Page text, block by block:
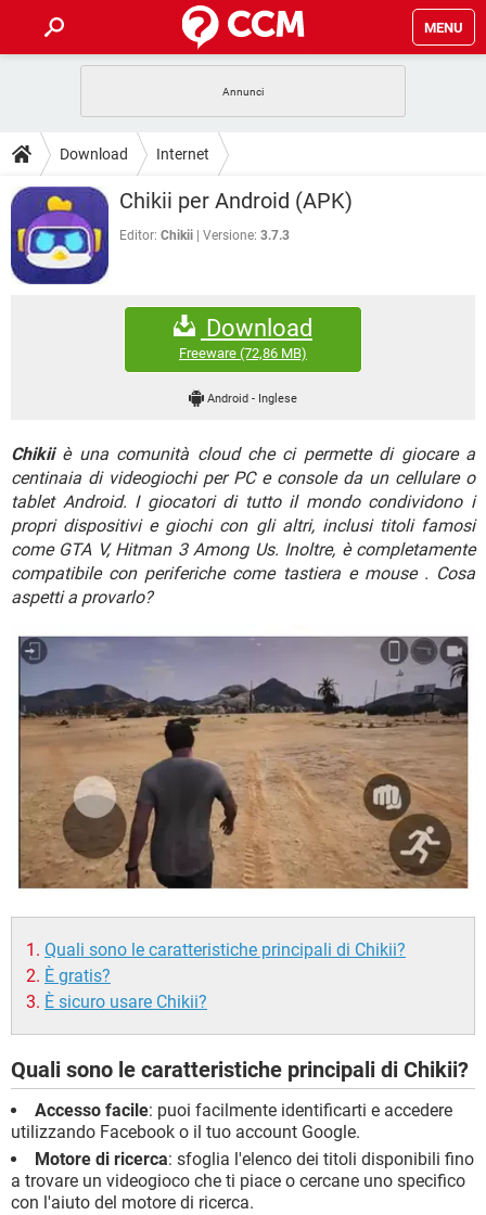
MENU
INTRATTENIMENTO
iOS WINDOWS 10
INSTAGRAM WHATSAPP
TIKTOK
GUIDE
COVID-19
INTRATTENIMENTO ANDROID
iOS
FACEBOOK
DOWNLOAD
COVID-19 GAMING
INTRATTENIMENTO
WINDOWS 10
WHATSAPP
FORUM
ANDROID
WINDOWS 10
WHATSAPP
HARDWARE
GAMING
INSTAGRAM WHATSAPP
TIKTOK FACEBOOK
HARDWARE
Download Internet
Chikii per Android (APK)
Editor: Chikii Versione: 3.7.3
Download
Freeware (72,86 MB)
Android- Inglese
Chikiiè una comunità cloud che ci permette di giocare a
centinaia di videogiochi per PC e console da un cellulare o
tablet Android. I giocatori di tutto il mondo condividono i
propri dispositivi e giochi con gli altri, inclusi titoli famosi
come GTA V, Hitman 3 Among Us. Inoltre, è completamente
compatibile con periferiche come tastiera e mouse . Cosa
aspetti a provarlo?
Quali sono le caratteristiche principali di Chikii?
È gratis?
È sicuro usare Chikii?
Quali sono le caratteristiche principali di Chikii?
Accesso facile: puoi facilmente identificarti e accedere
utilizzando Facebook o il tuo account Google.
Motore di ricerca: sfoglia l'elenco dei titoli disponibili fino
a trovare un videogioco che ti piace o cercane uno specifico
con l'aiuto del motore di ricerca.